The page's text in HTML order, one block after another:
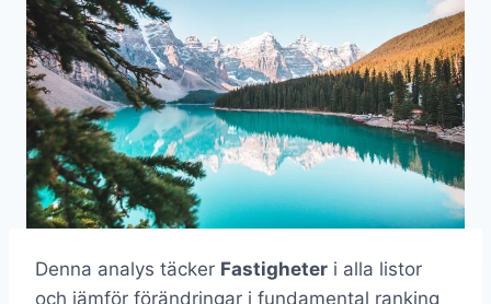
Denna analys täcker Fastigheter i alla listor
och jämför förändringar i fundamental ranking